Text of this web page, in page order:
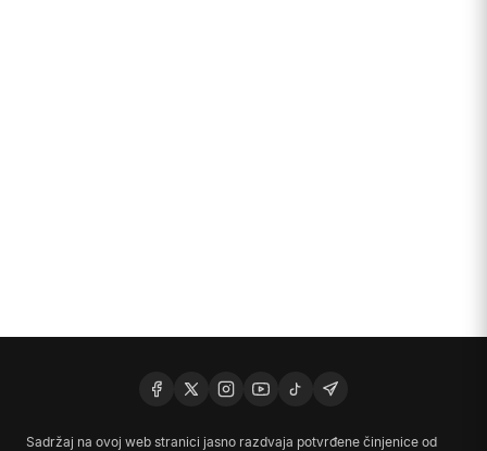
Sadržaj na ovoj web stranici jasno razdvaja potvrđene činjenice od